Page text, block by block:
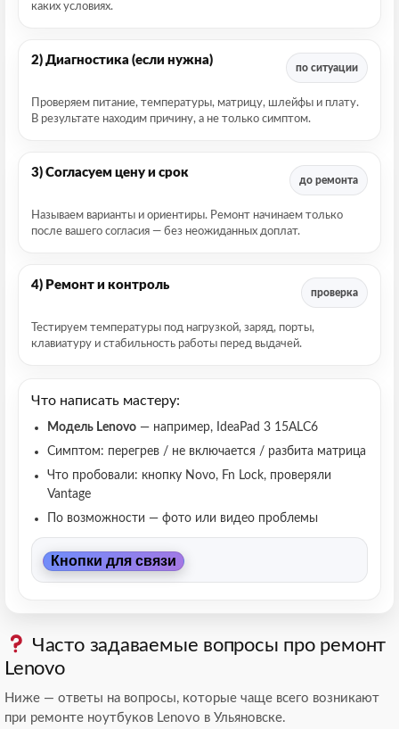
каких условиях.
2) Диагностика (если нужна)
по ситуации
Проверяем питание, температуры, матрицу, шлейфы и плату.
В результате находим причину, а не только симптом.
3) Согласуем цену и срок
до ремонта
Называем варианты и ориентиры. Ремонт начинаем только
после вашего согласия — без неожиданных доплат.
4) Ремонт и контроль
проверка
Тестируем температуры под нагрузкой, заряд, порты,
клавиатуру и стабильность работы перед выдачей.
Что написать мастеру:
Модель Lenovo — например, IdeaPad 3 15ALC6
Симптом: перегрев / не включается / разбита матрица
Что пробовали: кнопку Novo, Fn Lock, проверяли
Vantage
По возможности — фото или видео проблемы
Кнопки для связи
Часто задаваемые вопросы про ремонт
Lenovo
Ниже — ответы на вопросы, которые чаще всего возникают
при ремонте ноутбуков Lenovo в Ульяновске.